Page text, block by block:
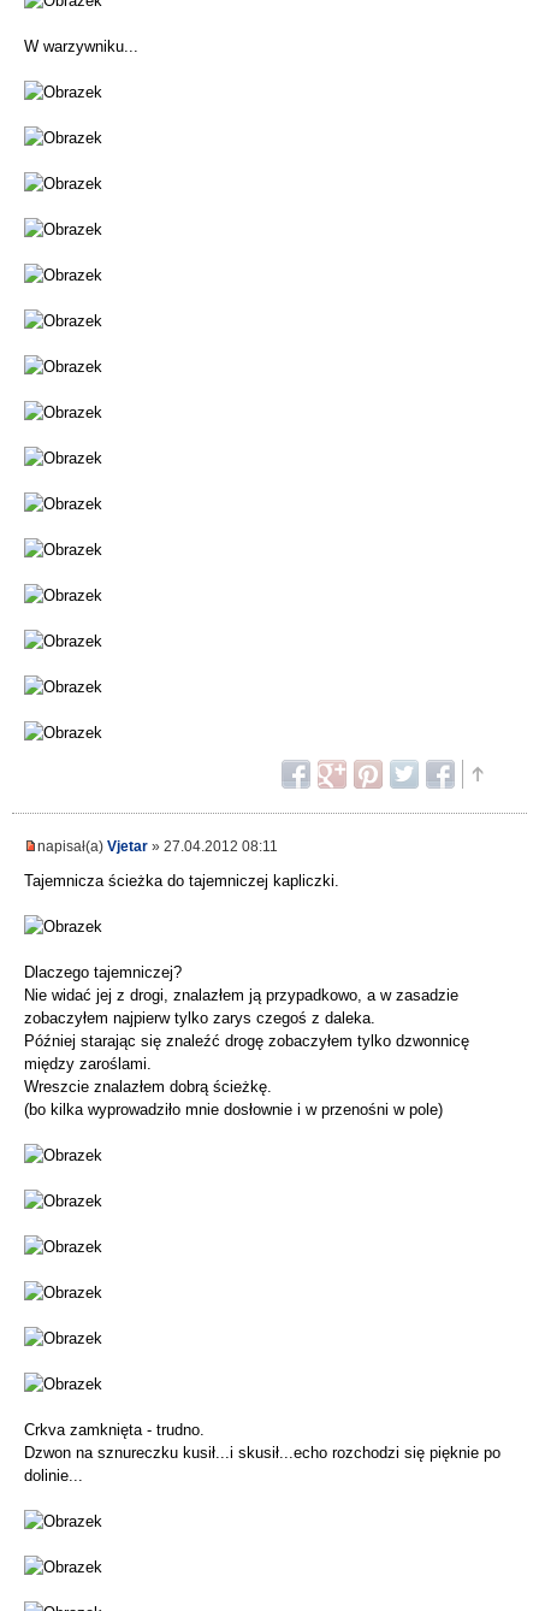
W warzywniku...
napisał(a) Vjetar » 27.04.2012 08:11
Tajemnicza ścieżka do tajemniczej kapliczki.
Dlaczego tajemniczej?
Nie widać jej z drogi, znalazłem ją przypadkowo, a w zasadzie
zobaczyłem najpierw tylko zarys czegoś z daleka.
Później starając się znaleźć drogę zobaczyłem tylko dzwonnicę
między zaroślami.
Wreszcie znalazłem dobrą ścieżkę.
(bo kilka wyprowadziło mnie dosłownie i w przenośni w pole)
Crkva zamknięta - trudno.
Dzwon na sznureczku kusił...i skusił...echo rozchodzi się pięknie po
dolinie...